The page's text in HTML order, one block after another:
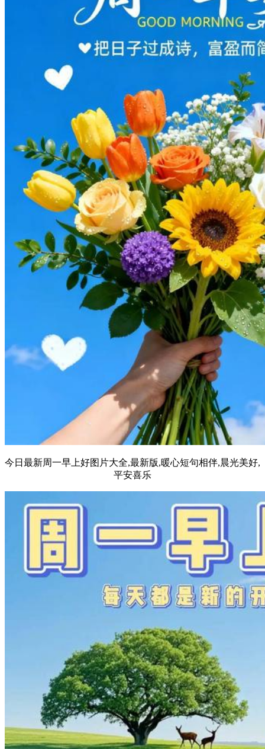
今日最新周一早上好图片大全,最新版,暖心短句相伴,晨光美好,
平安喜乐